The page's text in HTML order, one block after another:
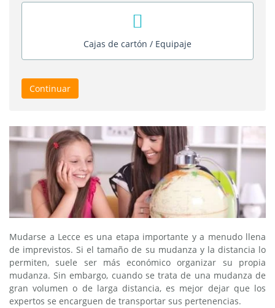
Cajas de cartón / Equipaje
Continuar
Mudarse a Lecce es una etapa importante y a menudo llena
de imprevistos. Si el tamaño de su mudanza y la distancia lo
permiten, suele ser más económico organizar su propia
mudanza. Sin embargo, cuando se trata de una mudanza de
gran volumen o de larga distancia, es mejor dejar que los
expertos se encarguen de transportar sus pertenencias.